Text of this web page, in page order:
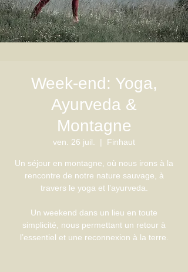
Week-end: Yoga,
Ayurveda &
Montagne
ven. 26 juil.
  |
Finhaut
Un séjour en montagne, où nous irons à la
rencontre de notre nature sauvage, à
travers le yoga et l’ayurveda.
Un weekend dans un lieu en toute
simplicité, nous permettant un retour à
l’essentiel et une reconnexion à la terre.